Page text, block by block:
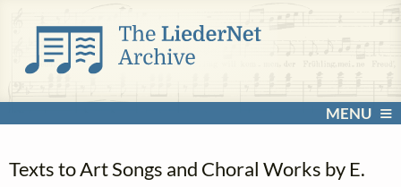
MENU
Texts to Art Songs and Choral Works by E.